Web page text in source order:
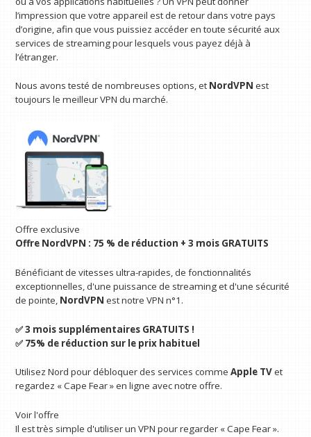
l’impression que votre appareil est de retour dans votre pays
d’origine, afin que vous puissiez accéder en toute sécurité aux
services de streaming pour lesquels vous payez déjà à
l’étranger.
Nous avons testé de nombreuses options, et NordVPN est
toujours le meilleur VPN du marché.
Offre exclusive
Offre NordVPN : 75 % de réduction + 3 mois GRATUITS
Bénéficiant de vitesses ultra-rapides, de fonctionnalités
exceptionnelles, d'une puissance de streaming et d'une sécurité
de pointe, NordVPN est notre VPN n°1.
✅ 3 mois supplémentaires GRATUITS !
✅ 75% de réduction sur le prix habituel
Utilisez Nord pour débloquer des services commeApple TVet
regardez « Cape Fear » en ligne avec notre offre.
Voir l'offre
Il est très simple d'utiliser un VPN pour regarder « Cape Fear ».